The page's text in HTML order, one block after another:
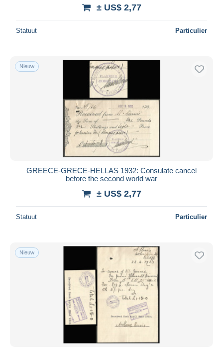
± US$ 2,77
Statuut Particulier
Nieuw
GREECE-GRECE-HELLAS 1932: Consulate cancel
before the second world war
± US$ 2,77
Statuut Particulier
Nieuw